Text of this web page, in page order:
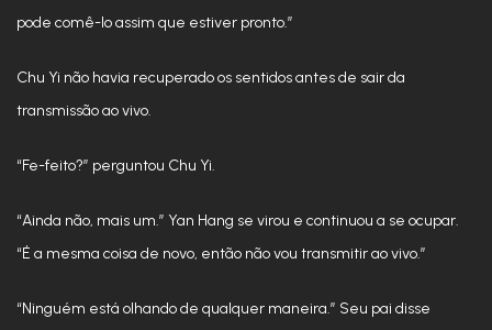
pode comê-lo assim que estiver pronto.”
Chu Yi não havia recuperado os sentidos antes de sair da
transmissão ao vivo.
“Fe-feito?” perguntou Chu Yi.
“Ainda não, mais um.” Yan Hang se virou e continuou a se ocupar.
“É a mesma coisa de novo, então não vou transmitir ao vivo.”
“Ninguém está olhando de qualquer maneira.” Seu pai disse